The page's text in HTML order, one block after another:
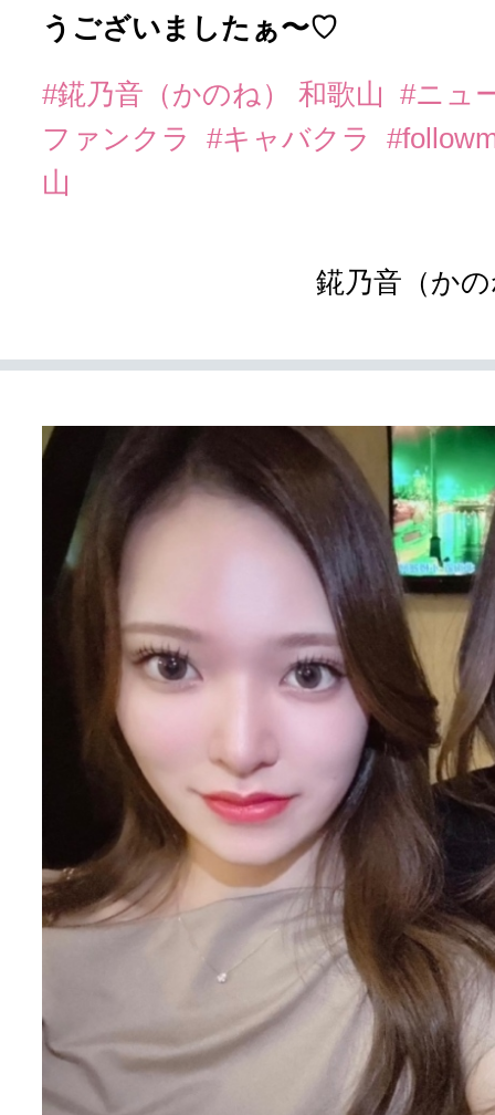
うございましたぁ〜♡
#錵乃音（かのね） 和歌山
#ニュ
ファンクラ
#キャバクラ
山
錵乃音（か